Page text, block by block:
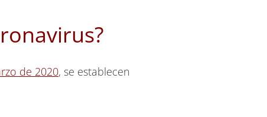
de 2020, se establecen